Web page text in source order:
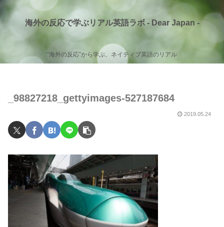
海外の反応で学ぶリアル英語ラボ - Dear Japan -
“海外の反応”から学ぶ、ネイティブ英語のリアル
_98827218_gettyimages-527187684
2019.05.24